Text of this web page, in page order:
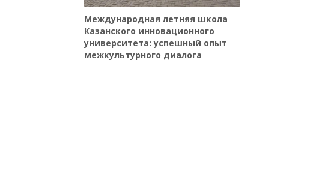
Международная летняя школа
Казанского инновационного
университета: успешный опыт
межкультурного диалога